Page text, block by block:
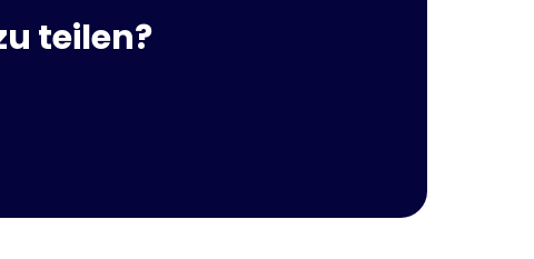
teilen?